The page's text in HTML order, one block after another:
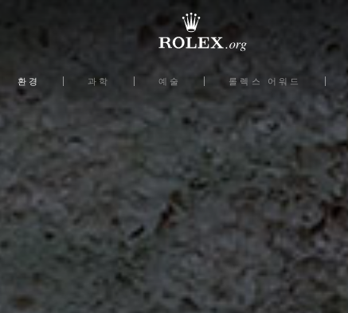
환경 과학 예술 롤렉스 어워드